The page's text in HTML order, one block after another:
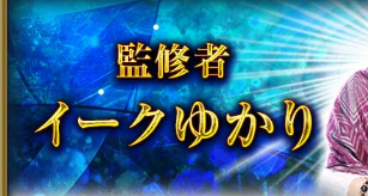
を押され、魂の引き寄せに従った結
果、占い師になっていた。
先生を求めて訪れるお客は、教職
員・弁護士・社長・キャバクラ嬢・
芸能関係など、多くの人物を顧客に